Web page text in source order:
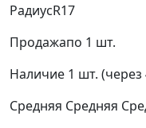
РадиусR17
Продажапо 1 шт.
Наличие 1 шт. (через
Средняя Средняя